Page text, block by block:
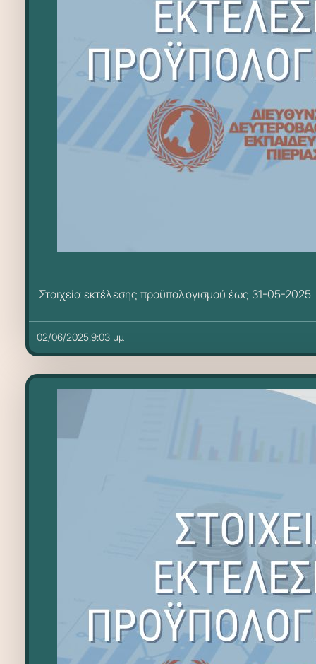
Στοιχεία εκτέλεσης προϋπολογισμού έως 31-05-2025
02/06/2025,9:03 μμ